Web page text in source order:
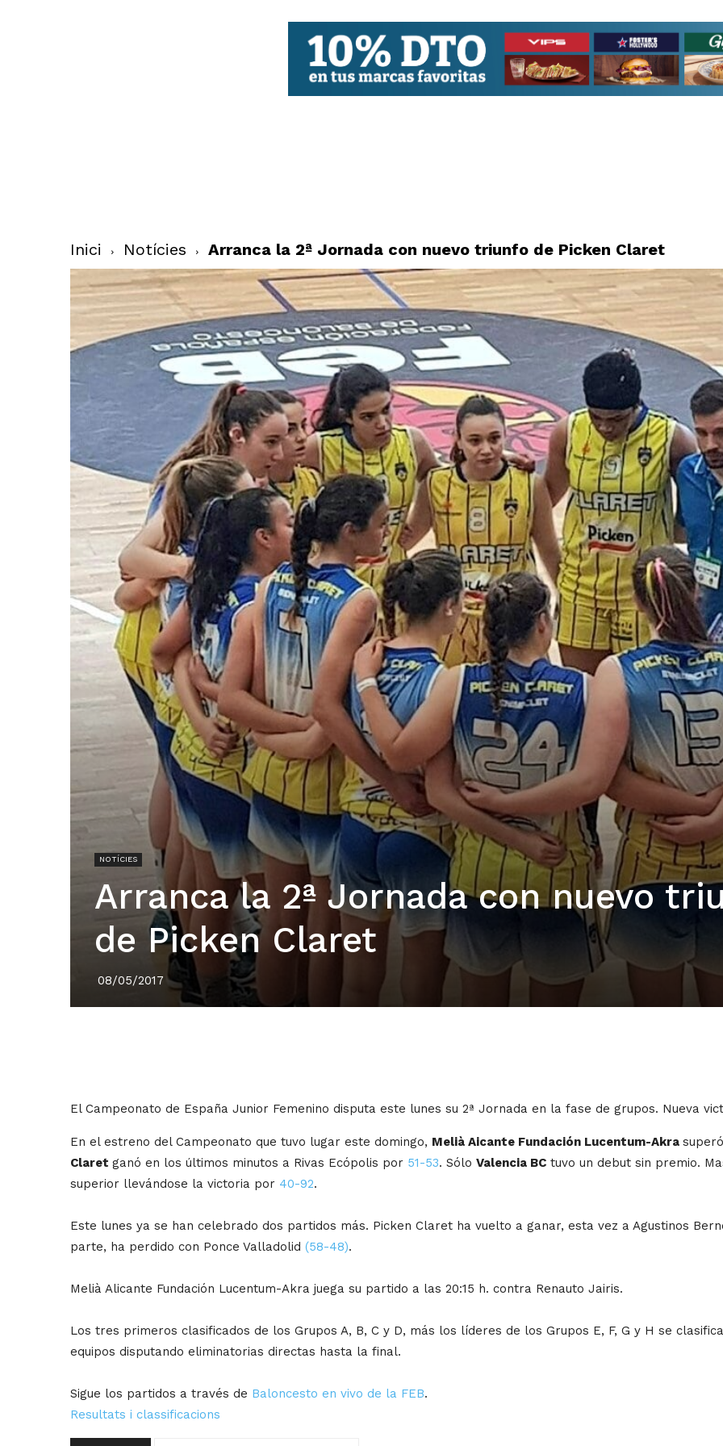
Inici Notícies Arranca la 2ª Jornada con nuevo triunfo de Picken Claret
NOTÍCIES
Arranca la 2ª Jornada con nuevo
de Picken Claret
08/05/2017
El Campeonato de España Junior Femenino disputa este lunes su 2ª Jornada en la fase de grupos. Nueva
En el estreno del Campeonato que tuvo lugar este domingo, Melià Aicante Fundación Lucentum-Akra
Claret ganó en los últimos minutos a Rivas Ecópolis por 51-53. Sólo Valencia BCtuvo un debut sin premio.
superior llevándose la victoria por 40-92.
Este lunes ya se han celebrado dos partidos más. Picken Claret ha vuelto a ganar, esta vez a Agustinos
parte, ha perdido con Ponce Valladolid (58-48).
Melià Alicante Fundación Lucentum-Akra juega su partido a las 20:15 h. contra Renauto Jairis.
Los tres primeros clasificados de los Grupos A, B, C y D, más los líderes de los Grupos E, F, G y H se
equipos disputando eliminatorias directas hasta la final.
Sigue los partidos a través de Baloncesto en vivo de la FEB.
Resultats i classificacions